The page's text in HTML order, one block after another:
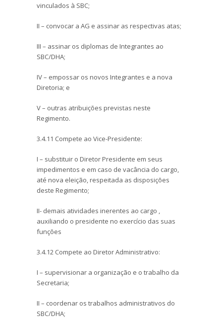
vinculados à SBC;
II – convocar a AG e assinar as respectivas atas;
III – assinar os diplomas de Integrantes ao
SBC/DHA;
IV – empossar os novos Integrantes e a nova
Diretoria; e
V – outras atribuições previstas neste
Regimento.
3.4.11 Compete ao Vice-Presidente:
I – substituir o Diretor Presidente em seus
impedimentos e em caso de vacância do cargo,
até nova eleição, respeitada as disposições
deste Regimento;
II- demais atividades inerentes ao cargo ,
auxiliando o presidente no exercício das suas
funções
3.4.12 Compete ao Diretor Administrativo:
I – supervisionar a organização e o trabalho da
Secretaria;
II – coordenar os trabalhos administrativos do
SBC/DHA;